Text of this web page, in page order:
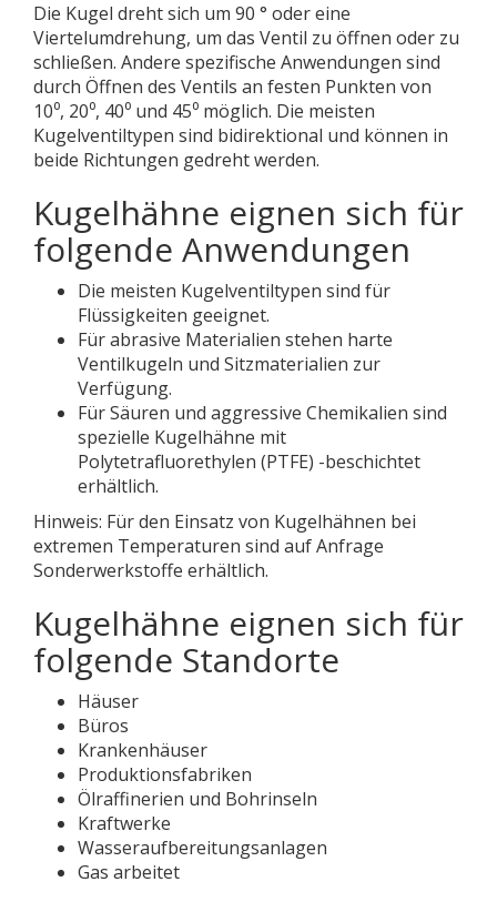
Die Kugel dreht sich um 90 ° oder eine
Viertelumdrehung, um das Ventil zu öffnen oder zu
schließen. Andere spezifische Anwendungen sind
durch Öffnen des Ventils an festen Punkten von
10⁰, 20⁰, 40⁰ und 45⁰ möglich. Die meisten
Kugelventiltypen sind bidirektional und können in
beide Richtungen gedreht werden.
Kugelhähne eignen sich für
folgende Anwendungen
Die meisten Kugelventiltypen sind für
Flüssigkeiten geeignet.
Für abrasive Materialien stehen harte
Ventilkugeln und Sitzmaterialien zur
Verfügung.
Für Säuren und aggressive Chemikalien sind
spezielle Kugelhähne mit
Polytetrafluorethylen (PTFE) -beschichtet
erhältlich.
Hinweis: Für den Einsatz von Kugelhähnen bei
extremen Temperaturen sind auf Anfrage
Sonderwerkstoffe erhältlich.
Kugelhähne eignen sich für
folgende Standorte
Häuser
Büros
Krankenhäuser
Produktionsfabriken
Ölraffinerien und Bohrinseln
Kraftwerke
Wasseraufbereitungsanlagen
Gas arbeitet